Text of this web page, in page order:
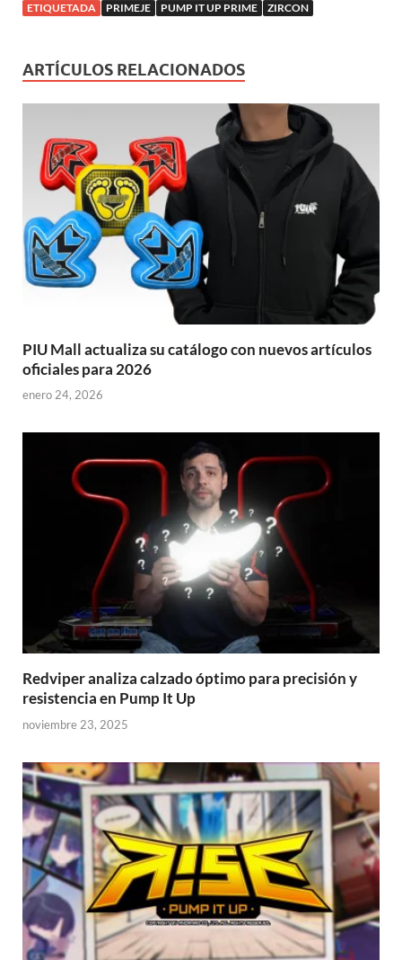
ETIQUETADA PRIMEJE PUMP IT UP PRIME ZIRCON
ARTÍCULOS RELACIONADOS
PIU Mall actualiza su catálogo con nuevos artículos
oficiales para 2026
enero 24, 2026
Redviper analiza calzado óptimo para precisión y
resistencia en Pump It Up
noviembre 23, 2025